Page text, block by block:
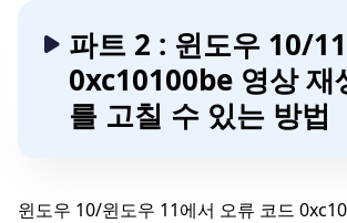
파트 2 : 윈도우 10/
0xc10100be 영상 재
를 고칠 수 있는 방법
윈도우 10/윈도우 11에서 오류 코드